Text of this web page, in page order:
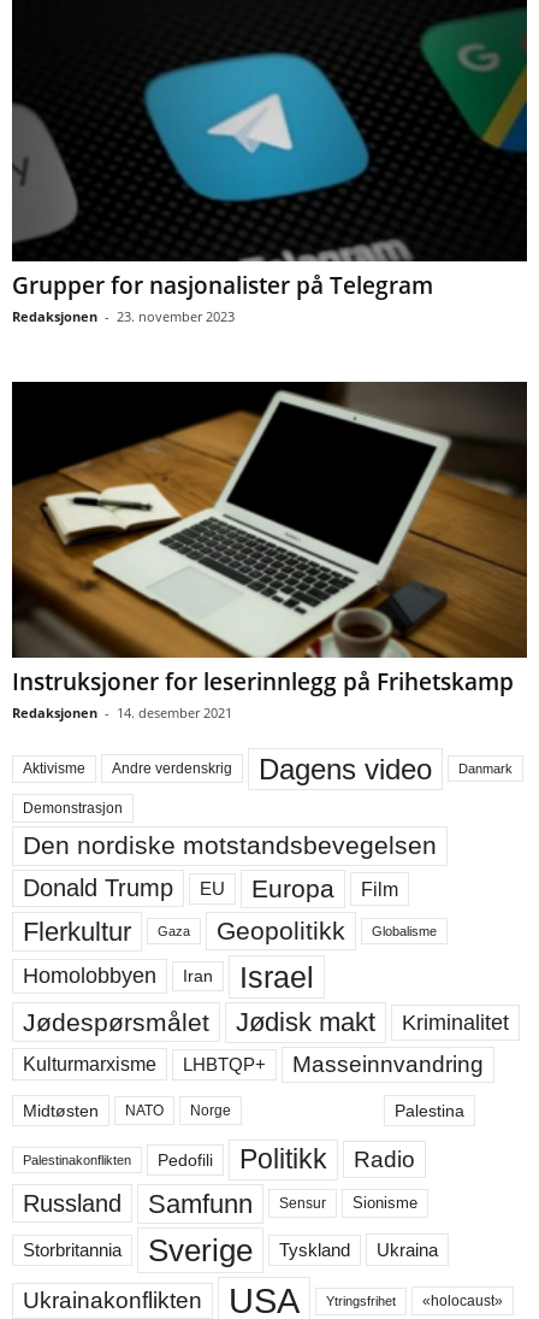
Grupper for nasjonalister på Telegram
Redaksjonen - 23. november 2023
Instruksjoner for leserinnlegg på Frihetskamp
Redaksjonen - 14. desember 2021
Aktivisme Andre verdenskrig Dagens video Danmark
Demonstrasjon
Den nordiske motstandsbevegelsen
Donald Trump EU Europa Film
Flerkultur Gaza Geopolitikk Globalisme
Homolobbyen Iran Israel
Jødespørsmålet Jødisk makt Kriminalitet
Kulturmarxisme LHBTQP+ Masseinnvandring
Midtøsten NATO Norge Palestina
Palestinakonflikten Pedofili Politikk Radio
Russland Samfunn Sensur Sionisme
Storbritannia Sverige Tyskland Ukraina
Ukrainakonflikten USA Ytringsfrihet «holocaust»